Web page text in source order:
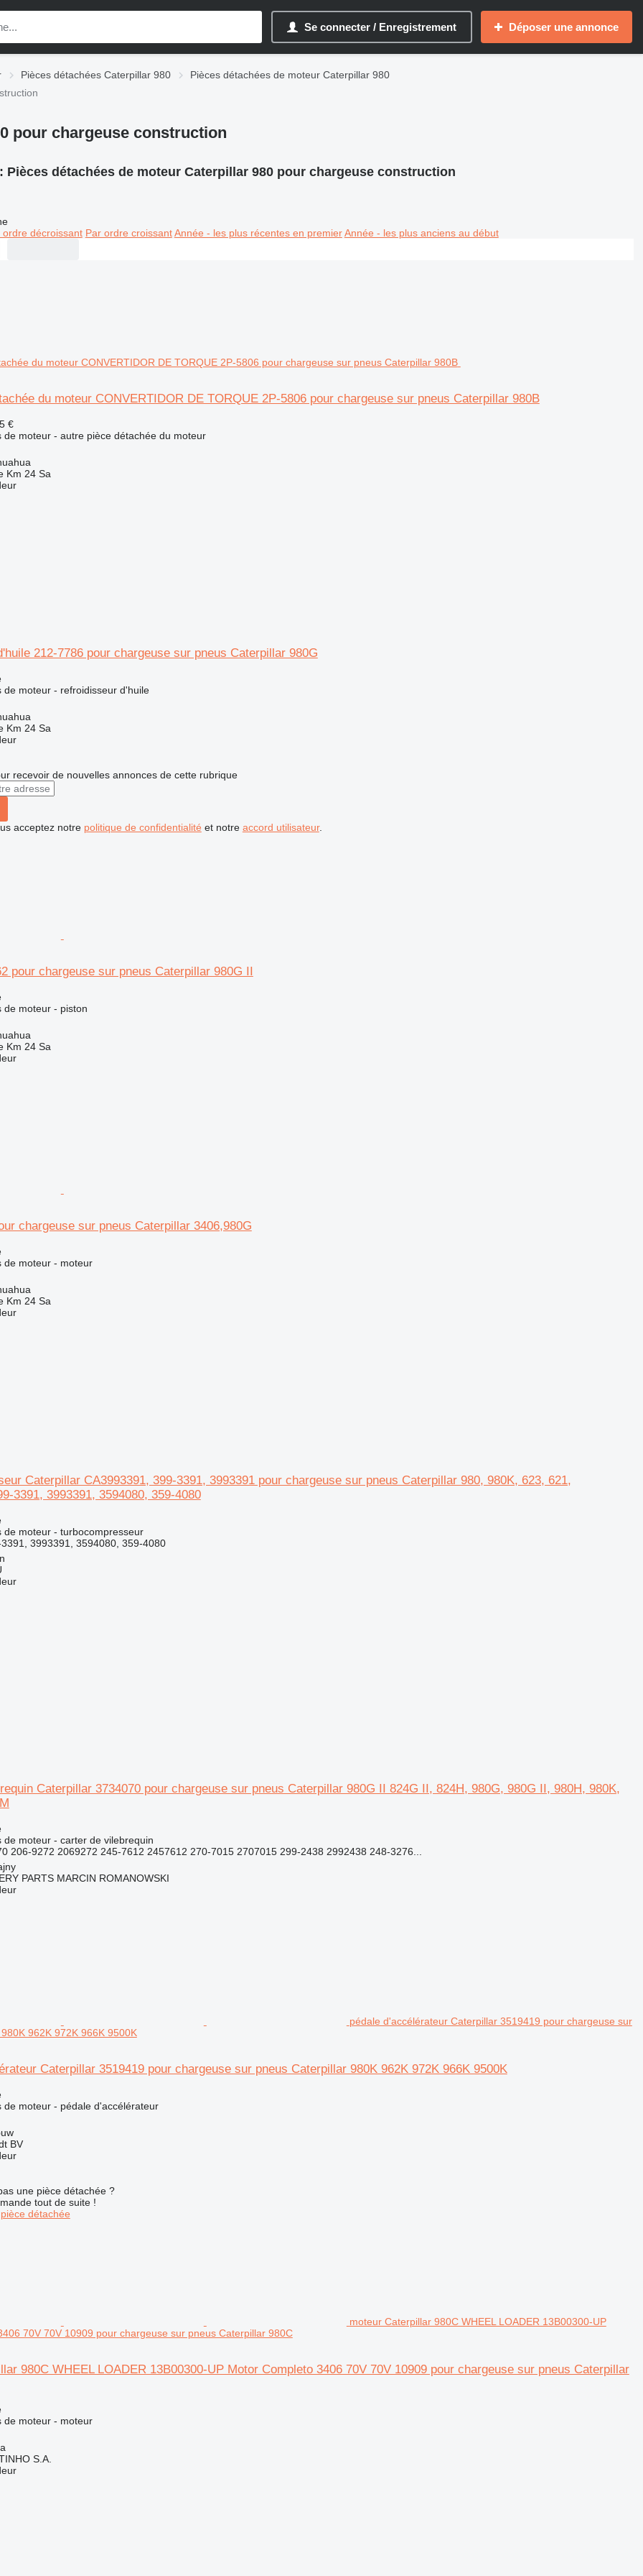
Se connecter / Enregistrement Déposer une annonce
Pièces détachées Caterpillar 980
Pièces détachées de moteur Caterpillar 980
pour chargeuse construction
Pièces détachées de moteur Caterpillar 980 pour chargeuse construction
ordre décroissant Par ordre croissant Année - les plus récentes en premier Année - les plus anciens au début
du moteur CONVERTIDOR DE TORQUE 2P-5806 pour chargeuse sur pneus Caterpillar 980B
€
de moteur - autre pièce détachée du moteur
Km 24 Sa
212-7786 pour chargeuse sur pneus Caterpillar 980G
de moteur - refroidisseur d'huile
Km 24 Sa
recevoir de nouvelles annonces de cette rubrique
acceptez notre politique de confidentialité et notre accord utilisateur.
pour chargeuse sur pneus Caterpillar 980G II
de moteur - piston
Km 24 Sa
chargeuse sur pneus Caterpillar 3406,980G
de moteur - moteur
Km 24 Sa
Caterpillar CA3993391, 399-3391, 3993391 pour chargeuse sur pneus Caterpillar 980, 980K, 623, 621,
3391, 3993391, 3594080, 359-4080
de moteur - turbocompresseur
3993391, 3594080, 359-4080
Caterpillar 3734070 pour chargeuse sur pneus Caterpillar 980G II 824G II, 824H, 980G, 980G II, 980H, 980K,
de moteur - carter de vilebrequin
206-9272 2069272 245-7612 2457612 270-7015 2707015 299-2438 2992438 248-3276...
PARTS MARCIN ROMANOWSKI
pédale d'accélérateur Caterpillar 3519419 pour chargeuse sur
962K 972K 966K 9500K
Caterpillar 3519419 pour chargeuse sur pneus Caterpillar 980K 962K 972K 966K 9500K
de moteur - pédale d'accélérateur
BV
une pièce détachée ?
tout de suite !
détachée
moteur Caterpillar 980C WHEEL LOADER 13B00300-UP
70V 70V 10909 pour chargeuse sur pneus Caterpillar 980C
980C WHEEL LOADER 13B00300-UP Motor Completo 3406 70V 70V 10909 pour chargeuse sur pneus Caterpillar
de moteur - moteur
S.A.